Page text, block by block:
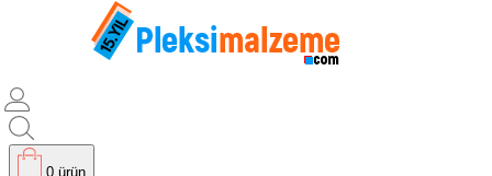
0 ürün